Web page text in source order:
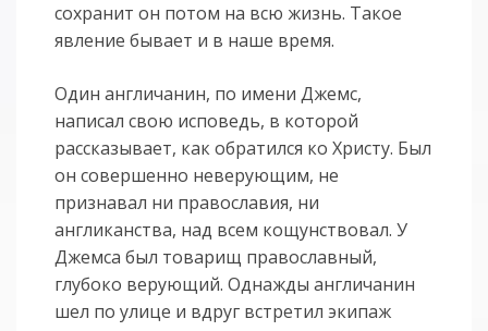
сохранит он потом на всю жизнь. Такое
явление бывает и в наше время.
Один англичанин, по имени Джемс,
написал свою исповедь, в которой
рассказывает, как обратился ко Христу. Был
он совершенно неверующим, не
признавал ни православия, ни
англиканства, над всем кощунствовал. У
Джемса был товарищ православный,
глубоко верующий. Однажды англичанин
шел по улице и вдруг встретил экипаж